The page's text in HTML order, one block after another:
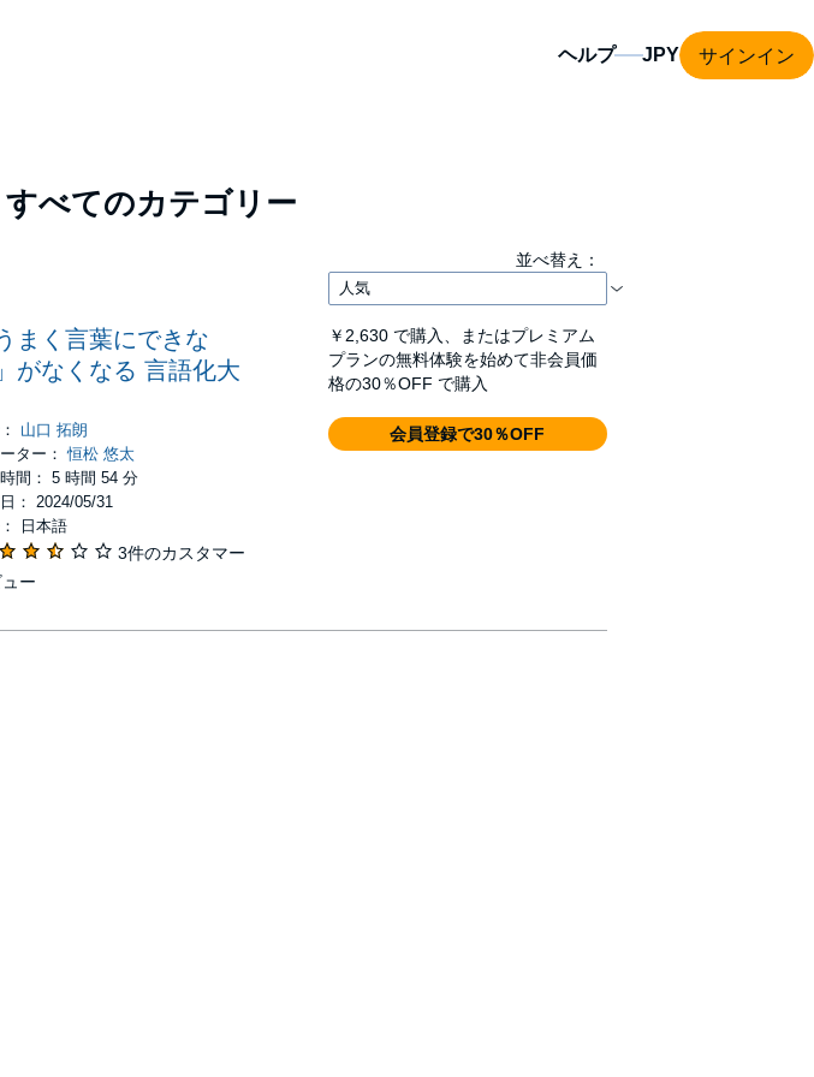
ヘルプ サインイン
すべてのカテゴリー
並べ替え：
うまく言葉にできな
がなくなる 言語化大
山口 拓朗
ター：恒松 悠太
間： 5 時間 54 分
： 2024/05/31
日本語
3件のカスタマー
ー
￥2,630 で購入、またはプレミアム
プランの無料体験を始めて非会員価
格の30％OFF で購入
会員登録で30％OFF